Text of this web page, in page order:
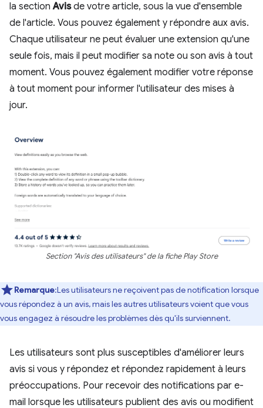
la sectionAvisde votre article, sous la vue d'ensemble
de l'article. Vous pouvez également y répondre aux avis.
Chaque utilisateur ne peut évaluer une extension qu'une
seule fois, mais il peut modifier sa note ou son avis à tout
moment. Vous pouvez également modifier votre réponse
à tout moment pour informer l'utilisateur des mises à
jour.
Section "Avis des utilisateurs" de la fiche Play Store
Remarque:Les utilisateurs ne reçoivent pas de notification lorsque
vous répondez à un avis, mais les autres utilisateurs voient que vous
vous engagez à résoudre les problèmes dès qu'ils surviennent.
Les utilisateurs sont plus susceptibles d'améliorer leurs
avis si vous y répondez et répondez rapidement à leurs
préoccupations. Pour recevoir des notifications par e-
mail lorsque les utilisateurs publient des avis ou modifient